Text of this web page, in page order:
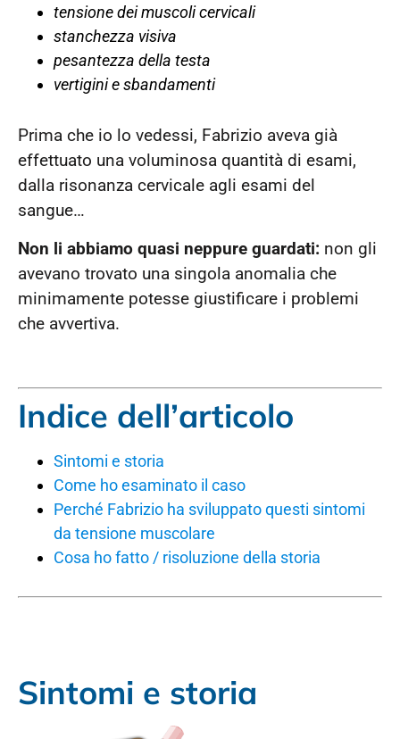
tensione dei muscoli cervicali
stanchezza visiva
pesantezza della testa
vertigini e sbandamenti
Prima che io lo vedessi, Fabrizio aveva già
effettuato una voluminosa quantità di esami,
dalla risonanza cervicale agli esami del
sangue…
Non li abbiamo quasi neppure guardati: non gli
avevano trovato una singola anomalia che
minimamente potesse giustificare i problemi
che avvertiva.
Indice dell’articolo
Sintomi e storia
Come ho esaminato il caso
Perché Fabrizio ha sviluppato questi sintomi
da tensione muscolare
Cosa ho fatto / risoluzione della storia
Sintomi e storia